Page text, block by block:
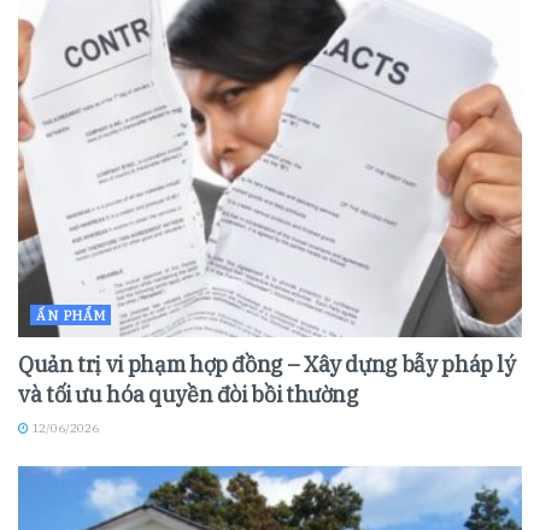
ẤN PHẨM
Quản trị vi phạm hợp đồng – Xây dựng bẫy pháp lý
và tối ưu hóa quyền đòi bồi thường
12/06/2026